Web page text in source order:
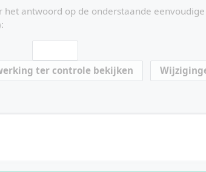
het antwoord op de onderstaande